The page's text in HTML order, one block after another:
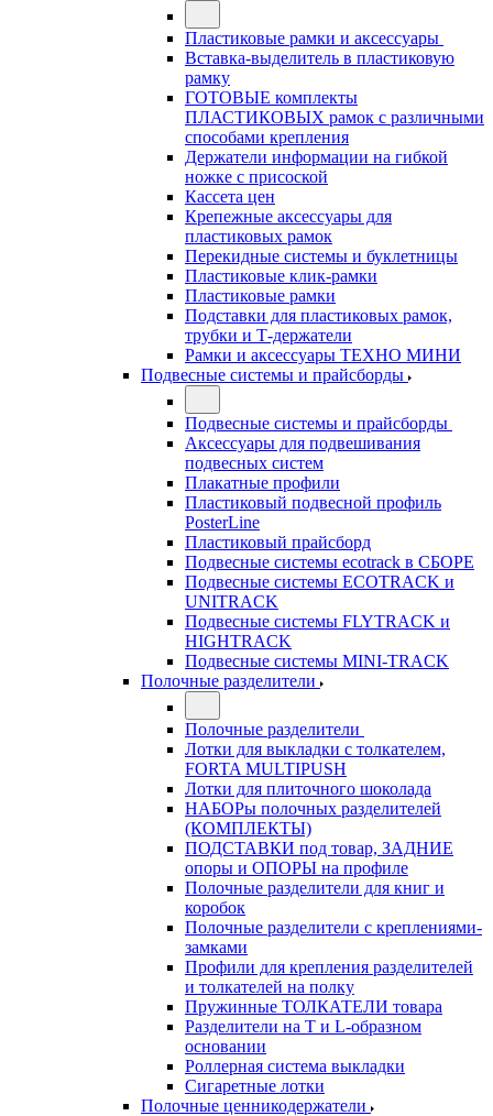
Пластиковые рамки и аксессуары
Вставка-выделитель в пластиковую
рамку
ГОТОВЫЕ комплекты
ПЛАСТИКОВЫХ рамок с различными
способами крепления
Держатели информации на гибкой
ножке с присоской
Кассета цен
Крепежные аксессуары для
пластиковых рамок
Перекидные системы и буклетницы
Пластиковые клик-рамки
Пластиковые рамки
Подставки для пластиковых рамок,
трубки и Т-держатели
Рамки и аксессуары ТЕХНО МИНИ
Подвесные системы и прайсборды
Подвесные системы и прайсборды
Аксессуары для подвешивания
подвесных систем
Плакатные профили
Пластиковый подвесной профиль
PosterLine
Пластиковый прайсборд
Подвесные системы ecotrack в СБОРЕ
Подвесные системы ECOTRACK и
UNITRACK
Подвесные системы FLYTRACK и
HIGHTRACK
Подвесные системы MINI-TRACK
Полочные разделители
Полочные разделители
Лотки для выкладки с толкателем,
FORTA MULTIPUSH
Лотки для плиточного шоколада
НАБОРы полочных разделителей
(КОМПЛЕКТЫ)
ПОДСТАВКИ под товар, ЗАДНИЕ
опоры и ОПОРЫ на профиле
Полочные разделители для книг и
коробок
Полочные разделители с креплениями-
замками
Профили для крепления разделителей
и толкателей на полку
Пружинные ТОЛКАТЕЛИ товара
Разделители на Т и L-образном
основании
Роллерная система выкладки
Сигаретные лотки
Полочные ценникодержатели